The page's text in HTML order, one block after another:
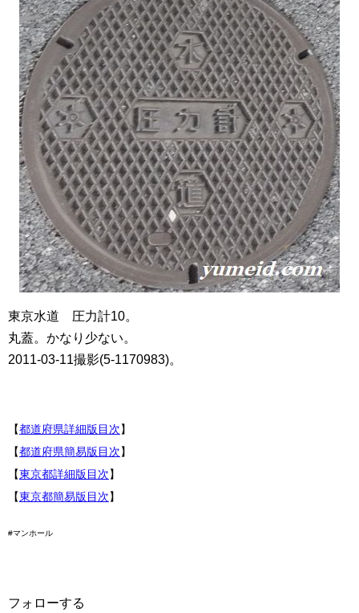
東京水道 圧力計10。
丸蓋。かなり少ない。
2011-03-11撮影(5-1170983)。
【都道府県詳細版目次】
【都道府県簡易版目次】
【東京都詳細版目次】
【東京都簡易版目次】
#マンホール
フォローする